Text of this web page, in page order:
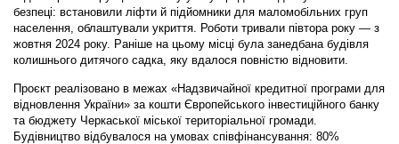
безпеці: встановили ліфти й підйомники для маломобільних груп
населення, облаштували укриття. Роботи тривали півтора року — з
жовтня 2024 року. Раніше на цьому місці була занедбана будівля
колишнього дитячого садка, яку вдалося повністю відновити.
Проєкт реалізовано в межах «Надзвичайної кредитної програми для
відновлення України» за кошти Європейського інвестиційного банку
та бюджету Черкаської міської територіальної громади.
Будівництво відбувалося на умовах співфінансування: 80%